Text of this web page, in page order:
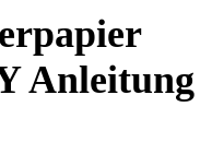
Anleitung